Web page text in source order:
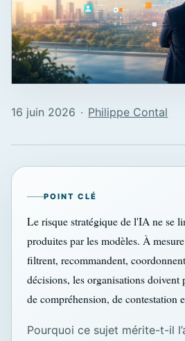
16 juin 2026 ∙ Philippe Contal
POINT CLÉ
Le risque stratégique de l'IA ne se
produites par les modèles. À
filtrent, recommandent,
décisions, les organisations doivent
de compréhension, de contestation
Pourquoi ce sujet mérite-t-il